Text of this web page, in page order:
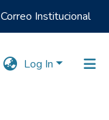
Correo Institucional
Log In